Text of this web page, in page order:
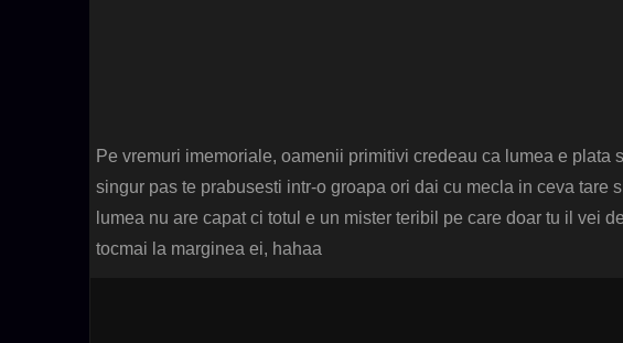
Pe vremuri imemoriale, oamenii primitivi credeau ca lumea e plata
singur pas te prabusesti intr-o groapa ori dai cu mecla in ceva tare
lumea nu are capat ci totul e un mister teribil pe care doar tu il vei
tocmai la marginea ei, hahaa